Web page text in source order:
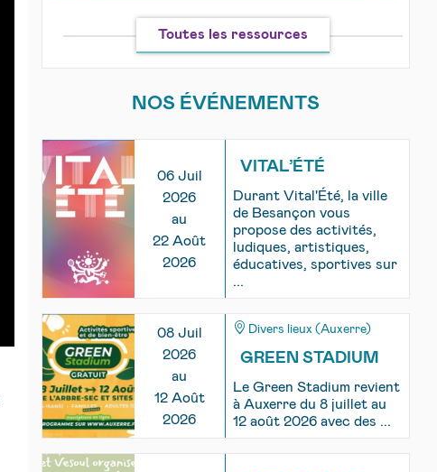
Toutes les ressources
NOS ÉVÉNEMENTS
06 Juil
2026
au
22 Août
2026
VITAL’ÉTÉ
Durant Vital'Été, la ville
de Besançon vous
propose des activités,
ludiques, artistiques,
éducatives, sportives sur
...
08 Juil
2026
au
12 Août
2026
Divers lieux (Auxerre)
GREEN STADIUM
Le Green Stadium revient
à Auxerre du 8 juillet au
12 août 2026 avec des ...